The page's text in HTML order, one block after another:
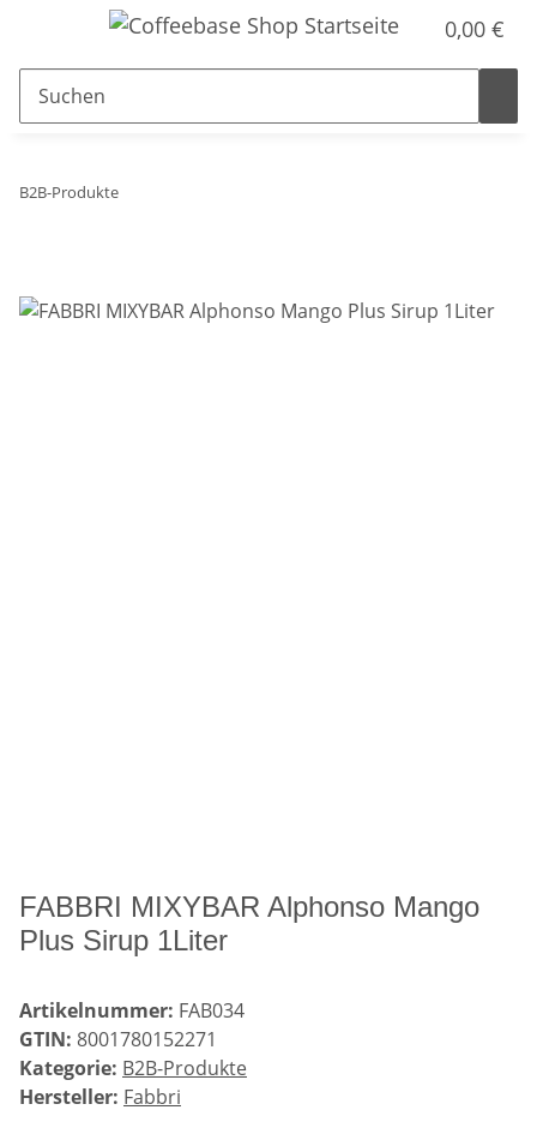
0,00 €
B2B-Produkte
FABBRI MIXYBAR Alphonso Mango
Plus Sirup 1Liter
Artikelnummer: FAB034
GTIN: 8001780152271
Kategorie: B2B-Produkte
Hersteller: Fabbri